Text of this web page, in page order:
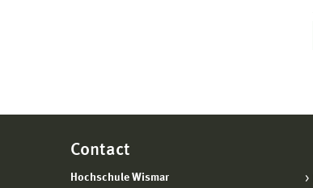
Contact
Hochschule Wismar